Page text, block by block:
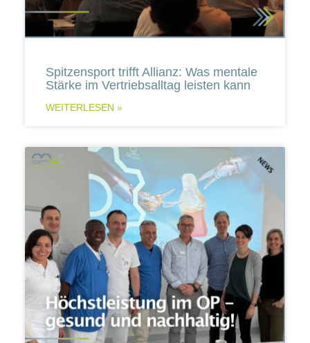
Spitzensport trifft Allianz: Was mentale
Stärke im Vertriebsalltag leisten kann
WEITERLESEN »